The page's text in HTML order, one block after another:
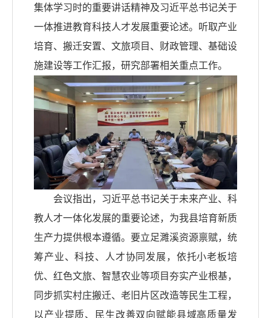
集体学习时的重要讲话精神及习近平总书记关于
一体推进教育科技人才发展重要论述。听取产业
培育、搬迁安置、文旅项目、财政管理、基础设
施建设等工作汇报，研究部署相关重点工作。
会议指出，习近平总书记关于未来产业、科
教人才一体化发展的重要论述，为我县培育新质
生产力提供根本遵循。要立足濉溪资源禀赋，统
筹产业、科技、人才协同发展，依托小老板培
优、红色文旅、智慧农业等项目夯实产业根基，
同步抓实村庄搬迁、老旧片区改造等民生工程，
以产业提质、民生改善双向赋能县域高质量发